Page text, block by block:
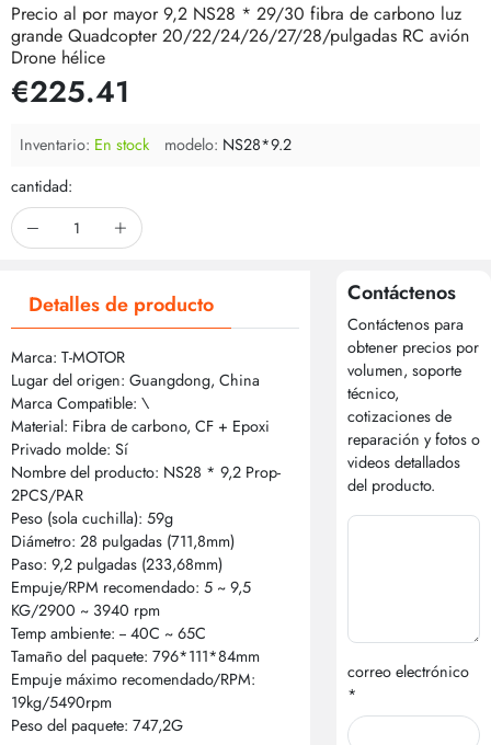
Precio al por mayor 9,2 NS28 * 29/30 fibra de carbono luz
grande Quadcopter 20/22/24/26/27/28/pulgadas RC avión
Drone hélice
€225.41
Inventario: En stock modelo: NS28*9.2
cantidad:
Detalles de producto
Marca: T-MOTOR
Lugar del origen: Guangdong, China
Marca Compatible: \
Material: Fibra de carbono, CF + Epoxi
Privado molde: Sí
Nombre del producto: NS28 * 9,2 Prop-
2PCS/PAR
Peso (sola cuchilla): 59g
Diámetro: 28 pulgadas (711,8mm)
Paso: 9,2 pulgadas (233,68mm)
Empuje/RPM recomendado: 5 ~ 9,5
KG/2900 ~ 3940 rpm
Temp ambiente: -- 40C ~ 65C
Tamaño del paquete: 796*111*84mm
Empuje máximo recomendado/RPM:
19kg/5490rpm
Peso del paquete: 747,2G
Contáctenos
Contáctenos para
obtener precios por
volumen, soporte
técnico,
cotizaciones de
reparación y fotos o
videos detallados
del producto.
correo electrónico
*